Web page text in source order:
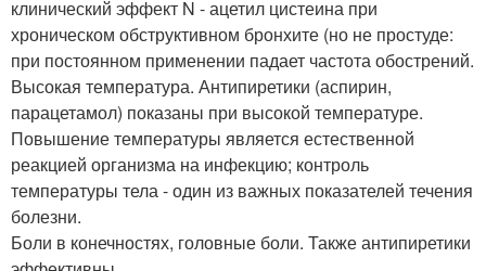
клинический эффект N - ацетил цистеина при
хроническом обструктивном бронхите (но не простуде:
при постоянном применении падает частота обострений.
Высокая температура. Антипиретики (аспирин,
парацетамол) показаны при высокой температуре.
Повышение температуры является естественной
реакцией организма на инфекцию; контроль
температуры тела - один из важных показателей течения
болезни.
Боли в конечностях, головные боли. Также антипиретики